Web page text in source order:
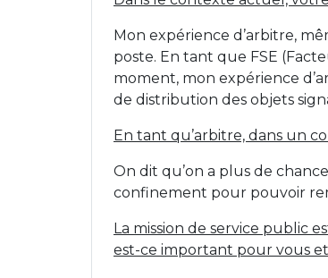
Mon expérience d’arbitre,
poste. En tant que FSE
moment, mon expérience
de distribution des objets
En tant qu’arbitre, dans un
On dit qu’on a plus de
confinement pour pouvoir
La mission de service public
est-ce important pour vous